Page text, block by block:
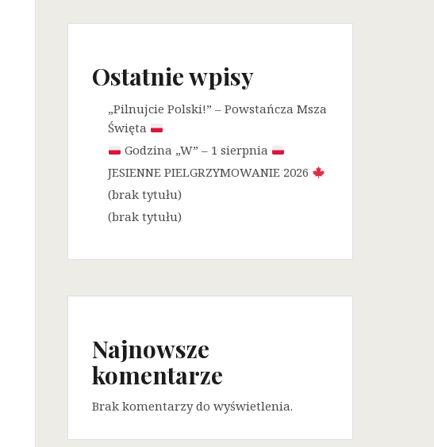
Ostatnie wpisy
„Pilnujcie Polski!” – Powstańcza Msza
Święta
Godzina „W” – 1 sierpnia
JESIENNE PIELGRZYMOWANIE 2026
(brak tytułu)
(brak tytułu)
Najnowsze
komentarze
Brak komentarzy do wyświetlenia.